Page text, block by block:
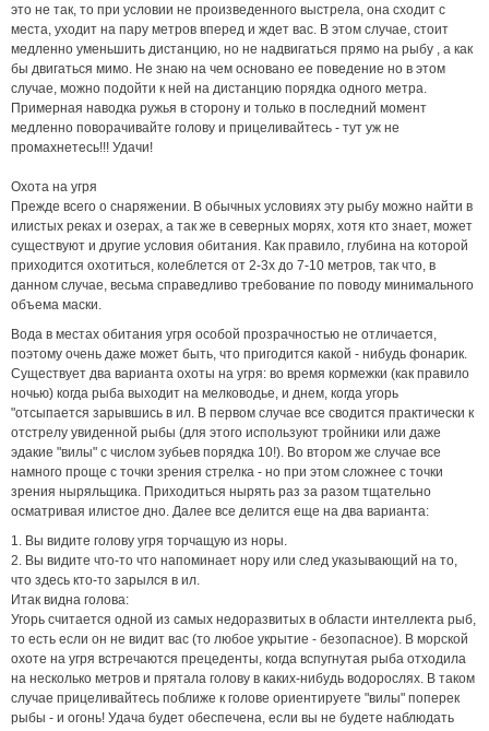
это не так, то при условии не произведенного выстрела, она сходит с
места, уходит на пару метров вперед и ждет вас. В этом случае, стоит
медленно уменьшить дистанцию, но не надвигаться прямо на рыбу , а как
бы двигаться мимо. Не знаю на чем основано ее поведение но в этом
случае, можно подойти к ней на дистанцию порядка одного метра.
Примерная наводка ружья в сторону и только в последний момент
медленно поворачивайте голову и прицеливайтесь - тут уж не
промахнетесь!!! Удачи!
Охота на угря
Прежде всего о снаряжении. В обычных условиях эту рыбу можно найти в
илистых реках и озерах, а так же в северных морях, хотя кто знает, может
существуют и другие условия обитания. Как правило, глубина на которой
приходится охотиться, колеблется от 2-3х до 7-10 метров, так что, в
данном случае, весьма справедливо требование по поводу минимального
объема маски.
Вода в местах обитания угря особой прозрачностью не отличается,
поэтому очень даже может быть, что пригодится какой - нибудь фонарик.
Существует два варианта охоты на угря: во время кормежки (как правило
ночью) когда рыба выходит на мелководье, и днем, когда угорь
"отсыпается зарывшись в ил. В первом случае все сводится практически к
отстрелу увиденной рыбы (для этого используют тройники или даже
эдакие "вилы" с числом зубьев порядка 10!). Во втором же случае все
намного проще с точки зрения стрелка - но при этом сложнее с точки
зрения ныряльщика. Приходиться нырять раз за разом тщательно
осматривая илистое дно. Далее все делится еще на два варианта:
1. Вы видите голову угря торчащую из норы.
2. Вы видите что-то что напоминает нору или след указывающий на то,
что здесь кто-то зарылся в ил.
Итак видна голова:
Угорь считается одной из самых недоразвитых в области интеллекта рыб,
то есть если он не видит вас (то любое укрытие - безопасное). В морской
охоте на угря встречаются прецеденты, когда вспугнутая рыба отходила
на несколько метров и прятала голову в каких-нибудь водорослях. В таком
случае прицеливайтесь поближе к голове ориентируете "вилы" поперек
рыбы - и огонь! Удача будет обеспечена, если вы не будете наблюдать